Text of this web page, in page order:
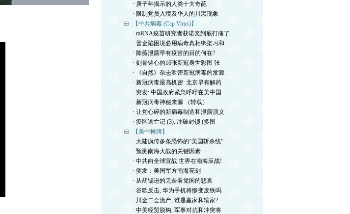
· 庚子年揭示的人类十大奇葩
· 限制党员入境及华人的川黑现象
【中共病毒 (Ccp Virus)】
· mRNA疫苗研究者获诺奖到底打痛了
· 普金陷困境必用病毒真相绑架习和
· 陈薇泄露早有疫苗的目的何在?
· 刻骨铭心的16张新冠身世彩图 张
· 《自然》杂志泄密新冠病毒的发源
· 新冠病毒最高机密: 北京早有解药
· 突发: 中国政府紧急呼吁在美中国
· 新冠病毒神秘来源 （转载）
· 让党心碎的新病毒制造和泄露演义
· 疫区逃亡记 (3): 冲破封锁 (多图
【美中摊牌】
· 大陆疯传多条恐怖的“美国斩杀线”
· 预测南海大战的关键因素
· 中共向全球宣战 世界在南海应战!
· 突发：美国军方南海亮剑
· 从胡锡进的无奈看党国的悲哀
· 谷歌反击, 华为手机将惨变废铁吗
· 川金二会流产, 谁是赢家和输家?
· 中美经贸脱钩, 军事对抗和冲突将